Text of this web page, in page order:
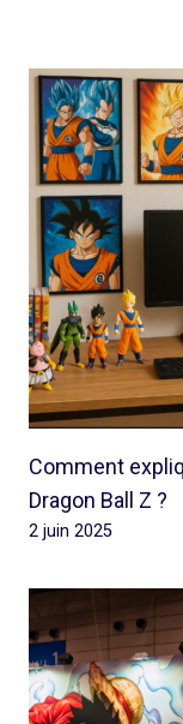
Comment
Dragon Ball Z ?
2 juin 2025